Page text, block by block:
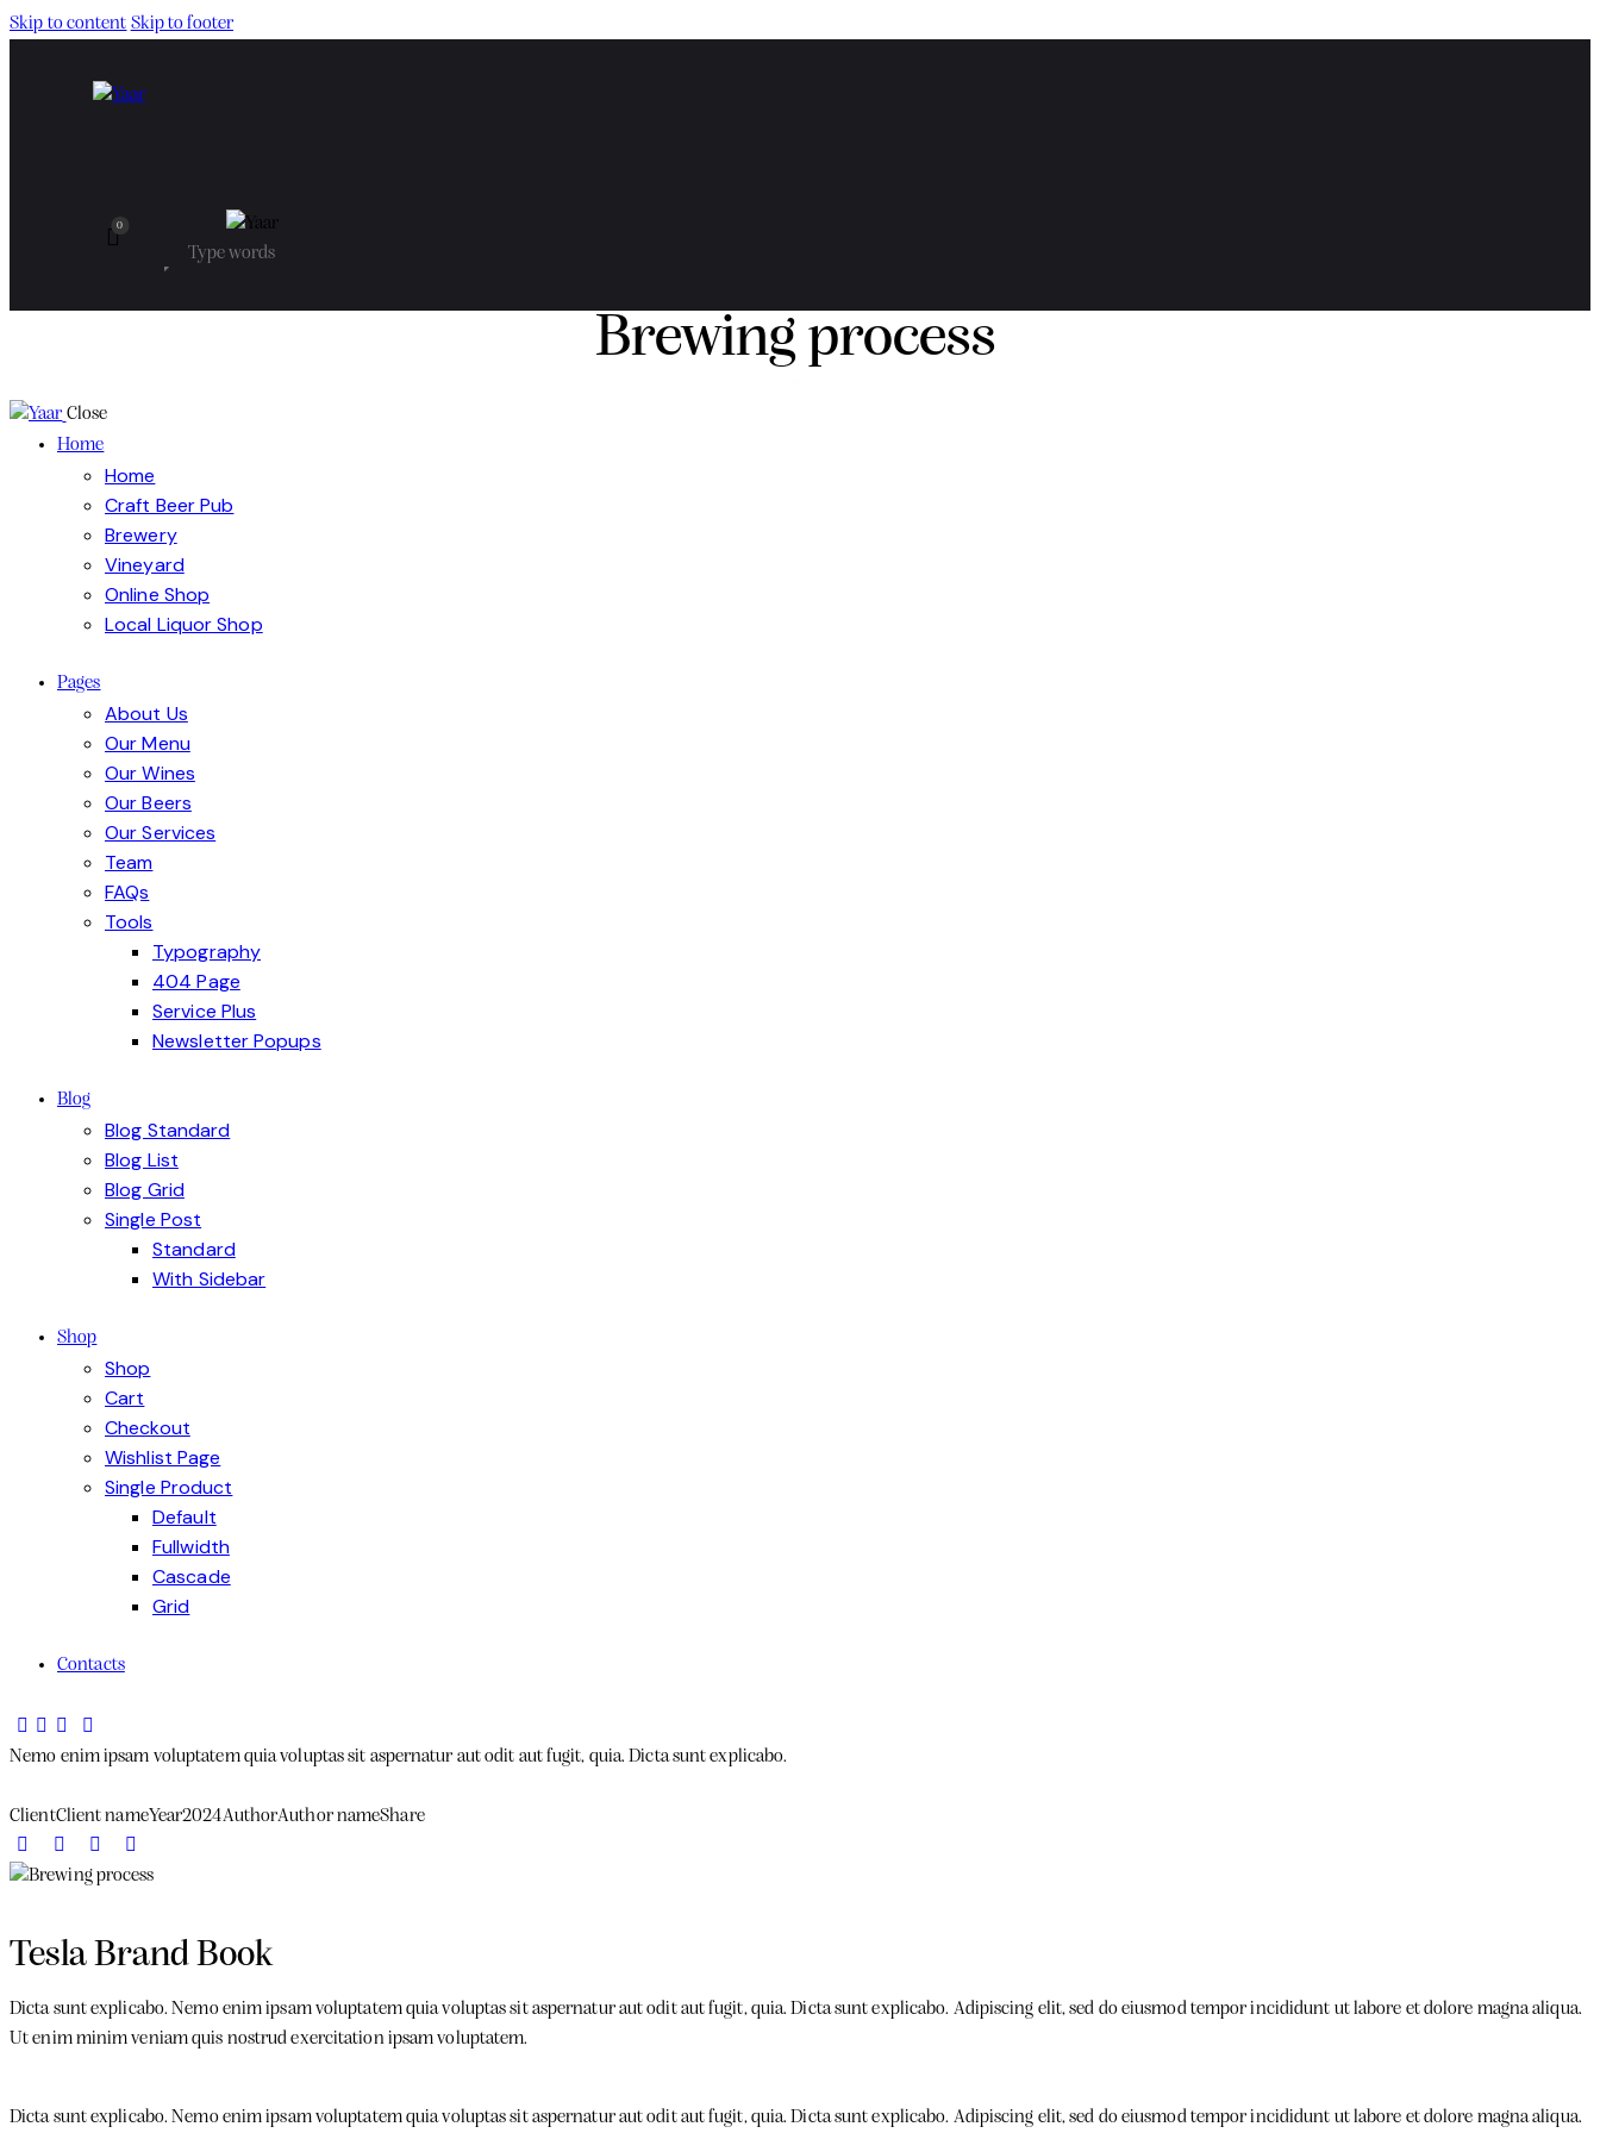
Skip to content Skip to footer
0
Brewing process
Close
Home
Home
Craft Beer Pub
Brewery
Vineyard
Online Shop
Local Liquor Shop
Pages
About Us
Our Menu
Our Wines
Our Beers
Our Services
Team
FAQs
Tools
Typography
404 Page
Service Plus
Newsletter Popups
Blog
Blog Standard
Blog List
Blog Grid
Single Post
Standard
With Sidebar
Shop
Shop
Cart
Checkout
Wishlist Page
Single Product
Default
Fullwidth
Cascade
Grid
Contacts
Nemo enim ipsam voluptatem quia voluptas sit aspernatur aut odit aut fugit, quia. Dicta sunt explicabo.
ClientClient nameYear2024AuthorAuthor nameShare
Tesla Brand Book
Dicta sunt explicabo. Nemo enim ipsam voluptatem quia voluptas sit aspernatur aut odit aut fugit, quia. Dicta sunt explicabo. Adipiscing elit, sed do eiusmod tempor incididunt ut labore et dolore magna aliqua.
Ut enim minim veniam quis nostrud exercitation ipsam voluptatem.
Dicta sunt explicabo. Nemo enim ipsam voluptatem quia voluptas sit aspernatur aut odit aut fugit, quia. Dicta sunt explicabo. Adipiscing elit, sed do eiusmod tempor incididunt ut labore et dolore magna aliqua.